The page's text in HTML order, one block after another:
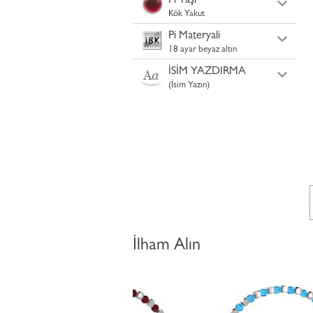
Kök Yakut
Pi Materyali
18 ayar beyaz altın
İSİM YAZDIRMA
(İsim Yazın)
İlham Alın